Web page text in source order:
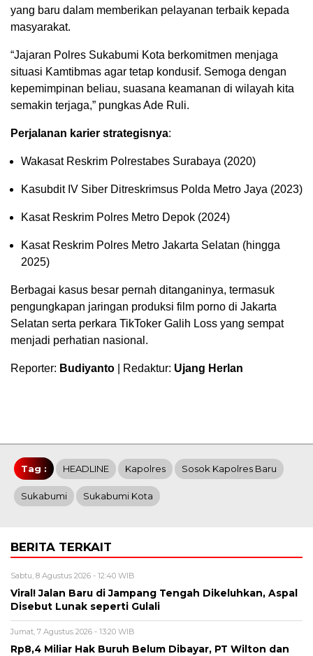
yang baru dalam memberikan pelayanan terbaik kepada
masyarakat.
“Jajaran Polres Sukabumi Kota berkomitmen menjaga
situasi Kamtibmas agar tetap kondusif. Semoga dengan
kepemimpinan beliau, suasana keamanan di wilayah kita
semakin terjaga,” pungkas Ade Ruli.
Perjalanan karier strategisnya:
‌Wakasat Reskrim Polrestabes Surabaya (2020)
‌Kasubdit IV Siber Ditreskrimsus Polda Metro Jaya (2023)
‌Kasat Reskrim Polres Metro Depok (2024)
‌Kasat Reskrim Polres Metro Jakarta Selatan (hingga
2025)
Berbagai kasus besar pernah ditanganinya, termasuk
pengungkapan jaringan produksi film porno di Jakarta
Selatan serta perkara TikToker Galih Loss yang sempat
menjadi perhatian nasional.
Reporter: Budiyanto | Redaktur: Ujang Herlan
Tag : HEADLINE Kapolres Sosok Kapolres Baru
Sukabumi Sukabumi Kota
BERITA TERKAIT
Sabtu, 8 Agustus 2026 - 12:40 WIB
Viral! Jalan Baru di Jampang Tengah Dikeluhkan, Aspal
Disebut Lunak seperti Gulali
Jumat, 7 Agustus 2026 - 13:20 WIB
Rp8,4 Miliar Hak Buruh Belum Dibayar, PT Wilton dan